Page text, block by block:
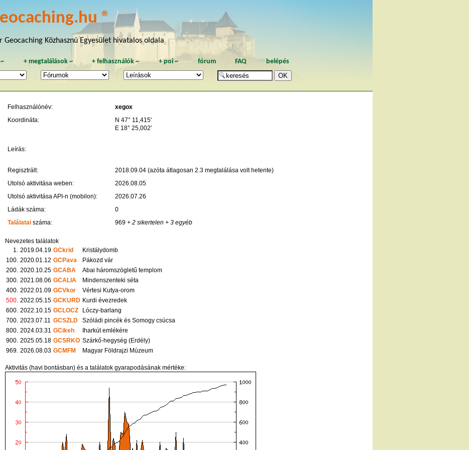
®
Geocaching Közhasznú Egyesület hivatalos oldala
~ + megtalálások~ +felhasználók ~ + poi~ fórum FAQ belépés
Felhasználónév:
xegox
Koordináta:
N 47° 11,415'
E 18° 25,002'
Leírás:
Regisztrált:
2018.09.04 (azóta átlagosan 2.3 megtalálása volt hetente)
Utolsó aktivitása weben:
2026.08.05
Utolsó aktivitása API-n (mobilon):
2026.07.26
Ládák száma:
0
Találatai száma: 969+ 2 sikertelen + 3 egyéb
Nevezetes találatok
1. 2019.04.19 GCkrid
Kristálydomb
100. 2020.01.12 GCPava
Pákozd vár
200. 2020.10.25 GCABA
Abai háromszögletű templom
300. 2021.08.06 GCALIA
Mindenszenteki séta
400. 2022.01.09 GCVkor
Vértesi Kutya-orom
500. 2022.05.15 GCKURD Kurdi évezredek
600. 2022.10.15 GCLOCZ
Lóczy-barlang
700. 2023.07.11 GCSZLD
Szóládi pincék és Somogy csúcsa
800. 2024.03.31 GCikeh
Iharkút emlékére
900. 2025.05.18 GCSRKO Szárkő-hegység (Erdély)
969. 2026.08.03 GCMFM Magyar Földrajzi Múzeum
Aktivitás (havi bontásban) és a találatok gyarapodásának mértéke: